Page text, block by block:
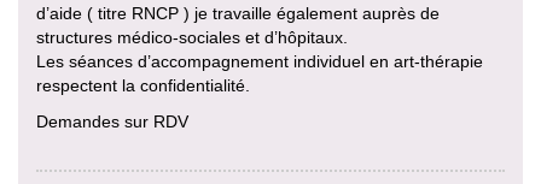
d’aide ( titre RNCP ) je travaille également auprès de
structures médico-sociales et d’hôpitaux.
Les séances d’accompagnement individuel en art-thérapie
respectent la confidentialité.
Demandes sur RDV